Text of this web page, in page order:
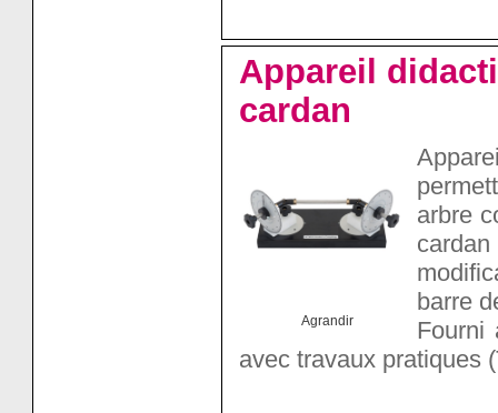
Appareil
cardan
Agrandir
arbre
barre
Fourni
avec travaux pratiques